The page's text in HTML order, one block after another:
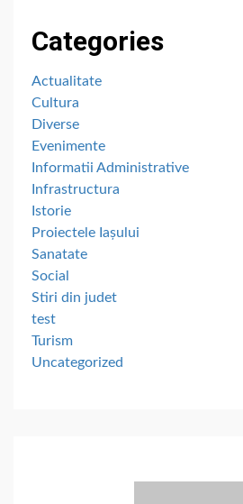
Categories
Actualitate
Cultura
Diverse
Evenimente
Informatii Administrative
Infrastructura
Istorie
Proiectele Iașului
Sanatate
Social
Stiri din judet
test
Turism
Uncategorized